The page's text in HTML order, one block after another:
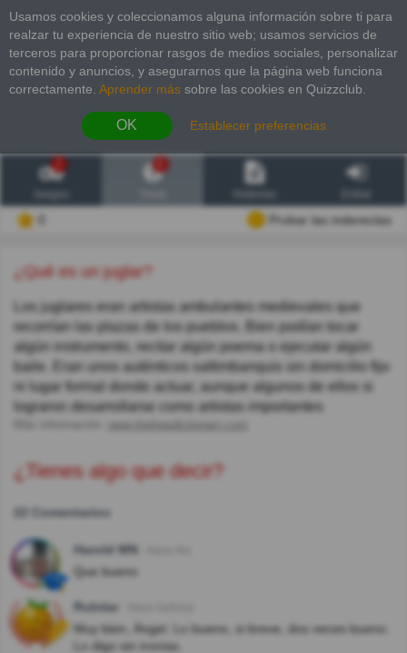
Usamos cookies y coleccionamos alguna información sobre ti para
realzar tu experiencia de nuestro sitio web; usamos servicios de
terceros para proporcionar rasgos de medios sociales, personalizar
contenido y anuncios, y asegurarnos que la página web funciona
correctamente. Aprender más sobre las cookies en Quizzclub.
OK Establecer preferencias
2
Probar las inderectas
¿Qué es un juglar?
Los juglares eran artistas ambulantes medievales que
recorrían las plazas de los pueblos. Bien podían tocar
algún instrumento, recitar algún poema o ejecutar algún
baile. Eran unos auténticos saltimbanquis sin domicilio fijo
ni lugar formal donde actuar, aunque algunos de ellos si
lograron desarrollarse como artistas importantes
www.thefreedictionary.com
¿Tienes algo que decir?
22 Comentarios
Harold MN
Que bueno
Rubdar
Muy bien, Ángel. Lo bueno, si breve, dos veces bueno.
Lo digo sin ironías.